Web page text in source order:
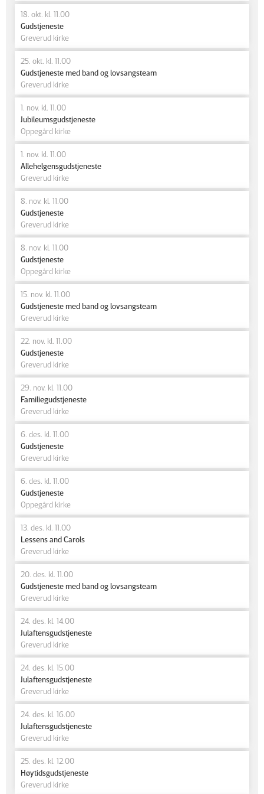
18. okt. kl. 11.00
Gudstjeneste
Greverud kirke
25. okt. kl. 11.00
Gudstjeneste med band og lovsangsteam
Greverud kirke
1. nov. kl. 11.00
Jubileumsgudstjeneste
Oppegård kirke
1. nov. kl. 11.00
Allehelgensgudstjeneste
Greverud kirke
8. nov. kl. 11.00
Gudstjeneste
Greverud kirke
8. nov. kl. 11.00
Gudstjeneste
Oppegård kirke
15. nov. kl. 11.00
Gudstjeneste med band og lovsangsteam
Greverud kirke
22. nov. kl. 11.00
Gudstjeneste
Greverud kirke
29. nov. kl. 11.00
Familiegudstjeneste
Greverud kirke
6. des. kl. 11.00
Gudstjeneste
Greverud kirke
6. des. kl. 11.00
Gudstjeneste
Oppegård kirke
13. des. kl. 11.00
Lessens and Carols
Greverud kirke
20. des. kl. 11.00
Gudstjeneste med band og lovsangsteam
Greverud kirke
24. des. kl. 14.00
Julaftensgudstjeneste
Greverud kirke
24. des. kl. 15.00
Julaftensgudstjeneste
Greverud kirke
24. des. kl. 16.00
Julaftensgudstjeneste
Greverud kirke
25. des. kl. 12.00
Høytidsgudstjeneste
Greverud kirke